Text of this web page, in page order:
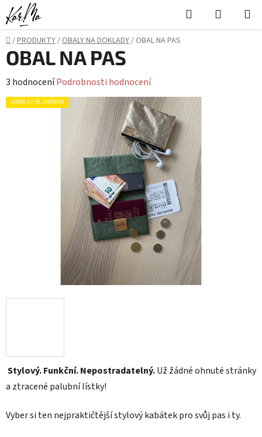
Přejít
na
obsah
Hledat
KOŠÍK
Domů
/PRODUKTY/OBALY NA DOKLADY/ OBAL NA PAS
Stylový. Funkční. Nepostradatelný.Už žádné ohnuté stránky
a ztracené palubní lístky!
Vyber si ten nejpraktičtější stylový kabátek pro svůj pas i ty.
OBAL NA PAS
Průměrné
hodnocení
3 hodnoceníPodrobnosti hodnocení
KORÁLKY SE JMÉNEM